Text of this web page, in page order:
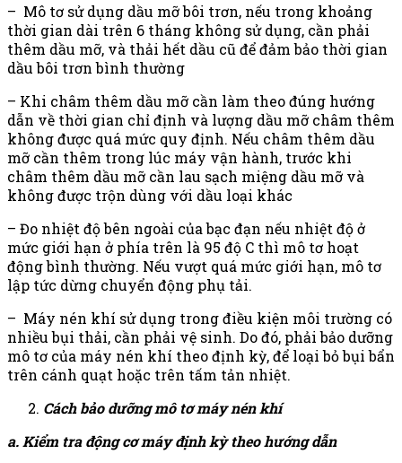
– Mô tơ sử dụng dầu mỡ bôi trơn, nếu trong khoảng
thời gian dài trên 6 tháng không sử dụng, cần phải
thêm dầu mỡ, và thải hết dầu cũ để đảm bảo thời gian
dầu bôi trơn bình thường
– Khi châm thêm dầu mỡ cần làm theo đúng hướng
dẫn về thời gian chỉ định và lượng dầu mỡ châm thêm
không được quá mức quy định. Nếu châm thêm dầu
mỡ cần thêm trong lúc máy vận hành, trước khi
châm thêm dầu mỡ cần lau sạch miệng dầu mỡ và
không được trộn dùng với dầu loại khác
– Đo nhiệt độ bên ngoài của bạc đạn nếu nhiệt độ ở
mức giới hạn ở phía trên là 95 độ C thì mô tơ hoạt
động bình thường. Nếu vượt quá mức giới hạn, mô tơ
lập tức dừng chuyển động phụ tải.
– Máy nén khí sử dụng trong điều kiện môi trường có
nhiều bụi thải, cần phải vệ sinh. Do đó, phải bảo dưỡng
mô tơ của máy nén khí theo định kỳ, để loại bỏ bụi bẩn
trên cánh quạt hoặc trên tấm tản nhiệt.
Cách bảo dưỡng mô tơ máy nén khí
a. Kiểm tra động cơ máy định kỳ theo hướng dẫn